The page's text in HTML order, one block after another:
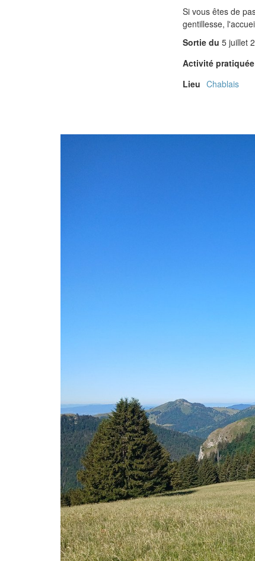
Si vous êtes de
gentillesse,
Sortie du 5 juillet
Activité pratiquée
Lieu Chablais